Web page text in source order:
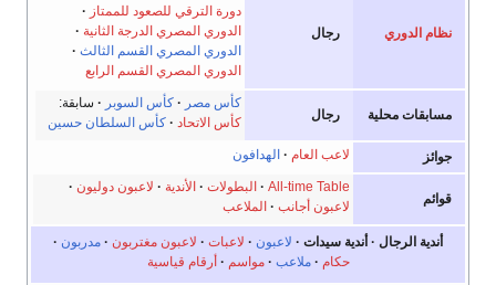
نظام الدوري رجال
دورة الترقي للصعود للممتاز
الدوري المصري الدرجة الثانية
الدوري المصري القسم الثالث
الدوري المصري القسم الرابع
مسابقات محلية رجال
كأس مصر كأس السوبر
سابقة:
كأس الاتحاد
كأس السلطان حسين
جوائز لاعب العام الهدافون
قوائم
All-time Table البطولات الأندية
لاعبون دوليون
لاعبون أجانب
الملاعب
أندية الرجال أندية سيدات لاعبون لاعبات لاعبون مغتربون
مدربون
حكام
ملاعب مواسم أرقام قياسية